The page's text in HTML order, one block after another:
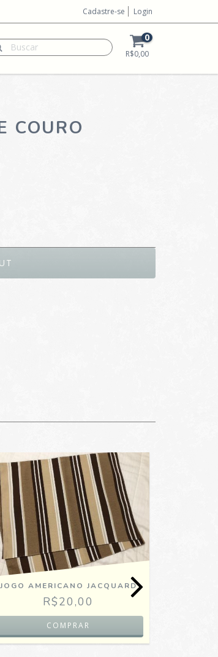
Cadastre-se Login
0
R$0,00
COURO
JOGO AMERICANO JACQUARD
R$20,00